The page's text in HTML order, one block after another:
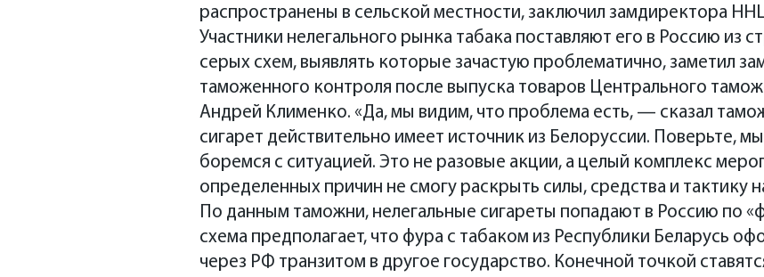
распространены в сельской местности, заключил замдиректора
Участники нелегального рынка табака поставляют его в Россию из
серых схем, выявлять которые зачастую проблематично, заметил
таможенного контроля после выпуска товаров Центрального
Андрей Клименко. «Да, мы видим, что проблема есть, — сказал
сигарет действительно имеет источник из Белоруссии. Поверьте,
боремся с ситуацией. Это не разовые акции, а целый комплекс
определенных причин не смогу раскрыть силы, средства и тактику
По данным таможни, нелегальные сигареты попадают в Россию по
схема предполагает, что фура с табаком из Республики Беларусь
через РФ транзитом в другое государство. Конечной точкой